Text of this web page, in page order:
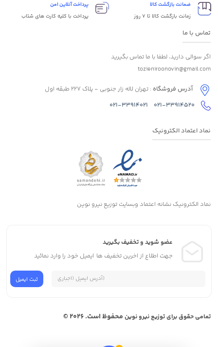
ضمانت بازگشت کالا
زمانت بازگشت کالا تا 7 روز
پرداخت آنلاین امن
پرداخت با کلیه کارت های شتاب
تماس با ما
اگر سوالی دارید، لطفا با ما تماس بگیرید
tozieniroonovin@gmail.com
آدرس فروشگاه : تهران لاله زار جنوبی - پلاک 227 طبقه اول
021-33914520
021-33914021
نماد اعتماد الکترونیک
نماد الکترونیک نشانه اعتماد وبسایت توزیع نیرو نوین
عضو شوید و تخفیف بگیرید
جهت اطلاع از اخرین تخفیف ها ایمیل خود را وارد نمائید
تمامی حقوق برای توزیع نیرو نوین محفوظ است. 2026 ©